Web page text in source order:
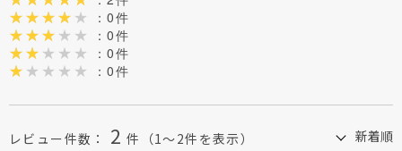
：0件
：0件
：0件
：0件
レビュー件数： 2 件 （1～2件を表示）